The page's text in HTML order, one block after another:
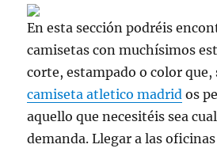
En esta sección podréis
camisetas con muchísimos
corte, estampado o color que,
camiseta atletico madrid os
aquello que necesitéis sea
demanda. Llegar a las